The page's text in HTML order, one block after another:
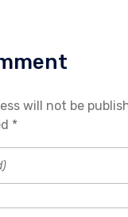
will not be
*